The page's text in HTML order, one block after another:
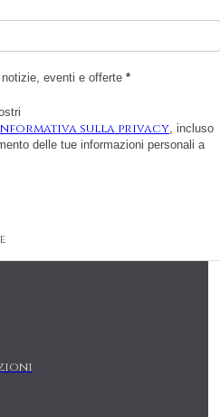
eventi e offerte *
sulla privacy, incluso
delle tue informazioni personali a